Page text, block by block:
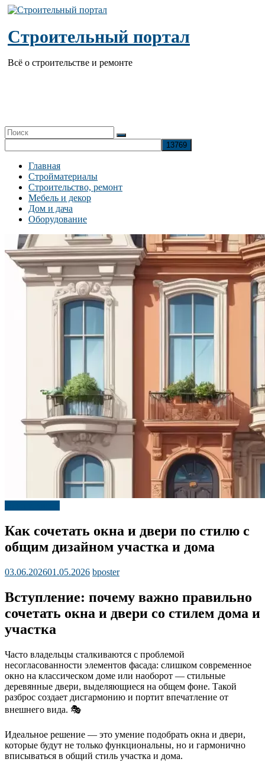
Перейти
содержимому
Строительный портал
Всё о строительстве и ремонте
Главная
Стройматериалы
Строительство, ремонт
Мебель и декор
Дом и дача
Оборудование
Как сочетать окна и двери по стилю с
общим дизайном участка и дома
03.06.202601.05.2026 bposter
Вступление: почему важно правильно
сочетать окна и двери со стилем дома и
участка
Часто владельцы сталкиваются с проблемой
несогласованности элементов фасада: слишком современное
окно на классическом доме или наоборот — стильные
деревянные двери, выделяющиеся на общем фоне. Такой
разброс создает дисгармонию и портит впечатление от
внешнего вида. 🎭
Идеальное решение — это умение подобрать окна и двери,
которые будут не только функциональны, но и гармонично
вписываться в общий стиль участка и дома.